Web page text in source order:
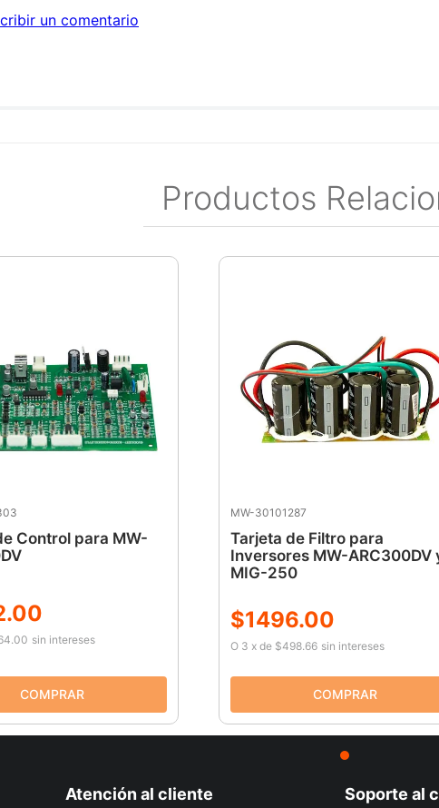
un comentario
Productos
Control para MW-
.00
sin intereses
MW-30101287
Tarjeta de Filtro para
Inversores MW-ARC300DV
MIG-250
$1496.00
O 3 x de $498.66 sin intereses
Atención al cliente Soporte al